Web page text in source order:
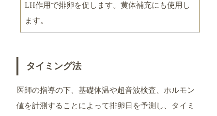
LH作用で排卵を促します。黄体補充にも使用し
ます。
タイミング法
医師の指導の下、基礎体温や超音波検査、ホルモン
値を計測することによって排卵日を予測し、タイミ